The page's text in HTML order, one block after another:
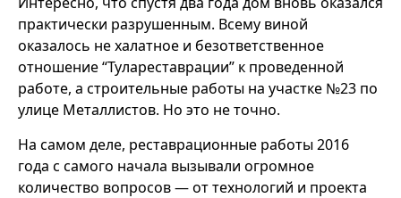
практически разрушенным. Всему виной
оказалось не халатное и безответственное
отношение “Тулареставрации” к проведенной
работе, а строительные работы на участке №23 по
улице Металлистов. Но это не точно.
На самом деле, реставрационные работы 2016
года с самого начала вызывали огромное
количество вопросов — от технологий и проекта